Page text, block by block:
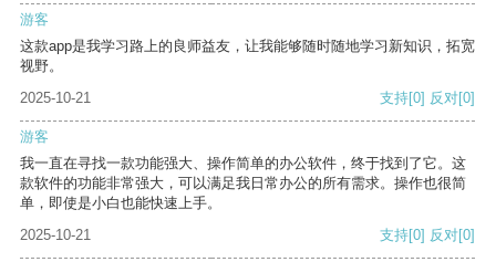
游客
这款app是我学习路上的良师益友，让我能够随时随地学习新知识，拓宽
视野。
2025-10-21
支持[0] 反对[0]
游客
我一直在寻找一款功能强大、操作简单的办公软件，终于找到了它。这
款软件的功能非常强大，可以满足我日常办公的所有需求。操作也很简
单，即使是小白也能快速上手。
2025-10-21
支持[0] 反对[0]